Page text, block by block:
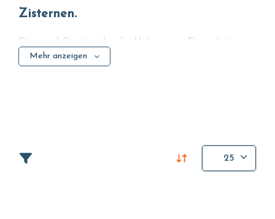
Zisternen.
Dies sind Geräte, die die Höhe einer Flüssigkeit
oder eines Fluids in einem Brunnen, einem Tank oder
Mehr anzeigen
25